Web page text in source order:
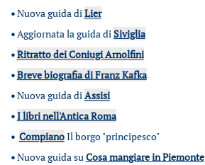
•Nuova guida diLier
•Aggiornata la guida diSiviglia
•Ritratto dei Coniugi Arnolfini
•Breve biografia di Franz Kafka
•Nuova guida diAssisi
•I libri nell'Antica Roma
• CompianoIl borgo "principesco"
•Nuova guida suCosa mangiare in Piemonte